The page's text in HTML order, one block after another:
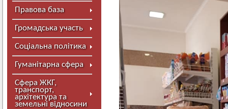
Правова база
Громадська участь
Соціальна політика
Гуманітарна сфера
Сфера ЖКГ,
транспорт,
архітектура та
земельні відносини